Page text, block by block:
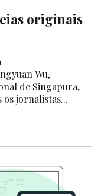
originais
Wu,
de Singapura,
jornalistas...